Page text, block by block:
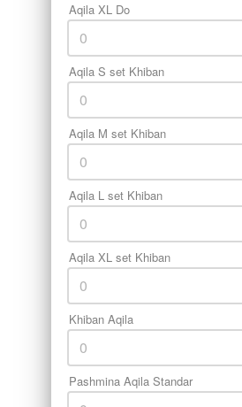
Aqila XL Do
Aqila S set Khiban
Aqila M set Khiban
Aqila L set Khiban
Aqila XL set Khiban
Khiban Aqila
Pashmina Aqila Standar